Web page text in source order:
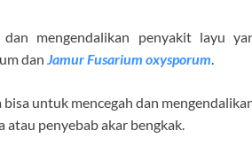
dan mengendalikan penyakit layu
dan Jamur Fusarium oxysporum.
bisa untuk mencegah dan
atau penyebab akar bengkak.